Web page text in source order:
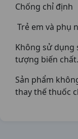
Chống chỉ định
Trẻ em và phụ
Không sử dụng
tượng biến chất.
Sản phẩm
thay thế thuốc